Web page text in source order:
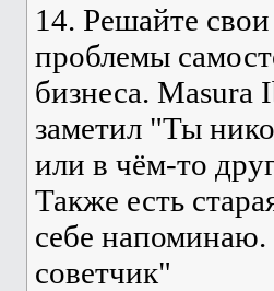
14. Решайте
проблемы
бизнеса. Masura
заметил "Ты
или в чём-то
Также есть
себе напоминаю.
советчик"